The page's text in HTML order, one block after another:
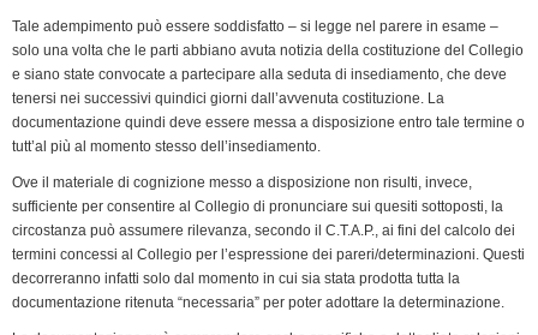
Tale adempimento può essere soddisfatto – si legge nel parere in esame –
solo una volta che le parti abbiano avuta notizia della costituzione del Collegio
e siano state convocate a partecipare alla seduta di insediamento, che deve
tenersi nei successivi quindici giorni dall’avvenuta costituzione. La
documentazione quindi deve essere messa a disposizione entro tale termine o
tutt’al più al momento stesso dell’insediamento.
Ove il materiale di cognizione messo a disposizione non risulti, invece,
sufficiente per consentire al Collegio di pronunciare sui quesiti sottoposti, la
circostanza può assumere rilevanza, secondo il C.T.A.P., ai fini del calcolo dei
termini concessi al Collegio per l’espressione dei pareri/determinazioni. Questi
decorreranno infatti solo dal momento in cui sia stata prodotta tutta la
documentazione ritenuta “necessaria” per poter adottare la determinazione.